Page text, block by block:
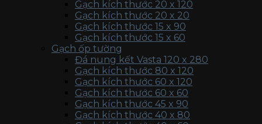
Gạch kích thước 20 x 120
Gạch kích thước 20 x 20
Gạch kích thước 15 x 90
Gạch kích thước 15 x 60
Gạch ốp tường
Đá nung kết Vasta 120 x 280
Gạch kích thước 80 x 120
Gạch kích thước 60 x 120
Gạch kích thước 60 x 60
Gạch kích thước 45 x 90
Gạch kích thước 40 x 80